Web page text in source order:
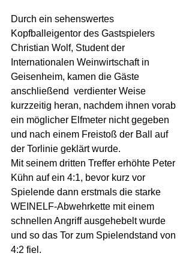
Durch ein sehenswertes
Kopfballeigentor des Gastspielers
Christian Wolf, Student der
Internationalen Weinwirtschaft in
Geisenheim, kamen die Gäste
anschließend  verdienter Weise
kurzzeitig heran, nachdem ihnen vorab
ein möglicher Elfmeter nicht gegeben
und nach einem Freistoß der Ball auf
der Torlinie geklärt wurde.
Mit seinem dritten Treffer erhöhte Peter
Kühn auf ein 4:1, bevor kurz vor
Spielende dann erstmals die starke
WEINELF-Abwehrkette mit einem
schnellen Angriff ausgehebelt wurde
und so das Tor zum Spielendstand von
4:2 fiel.